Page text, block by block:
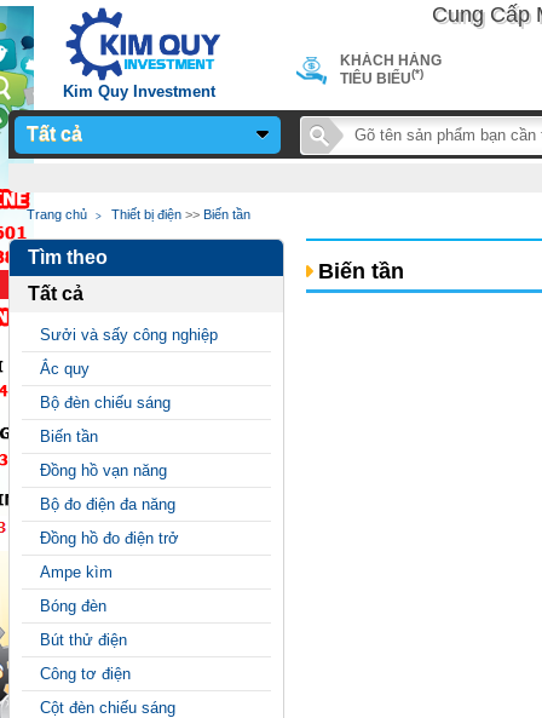
Cung Cấp
Kim Quy Investment
KHÁCH HÀNG
TIÊU BIỂU(*)
Tất cả
Notice : Undefined
variable: page_title in
/home/sieuthimay/domains/sieuthimaycongnghiep.vn/
on line
Trang chủ Thiết bị điện >> Biến tần
Tìm theo
Tất cả
Sưởi và sấy công nghiệp
Ắc quy
Bộ đèn chiếu sáng
Biến tần
Đồng hồ vạn năng
Bộ đo điện đa năng
Đồng hồ đo điện trở
Ampe kìm
Bóng đèn
Bút thử điện
Công tơ điện
Cột đèn chiếu sáng
Biến tần